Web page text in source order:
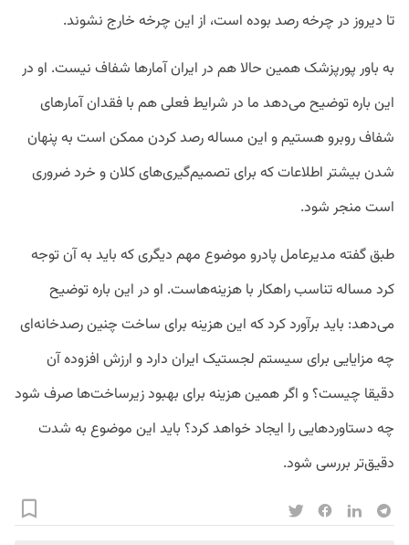
تا دیروز در چرخه رصد بوده است، از این چرخه خارج نشوند.
به باور پورپزشک همین حالا هم در ایران آمارها شفاف نیست. او در
این باره توضیح می‌دهد ما در شرایط فعلی هم با فقدان آمارهای
شفاف روبرو هستیم و این مساله رصد کردن ممکن است به پنهان
شدن بیشتر اطلاعات که برای تصمیم‌گیری‌های کلان و خرد ضروری
است منجر شود.
طبق گفته مدیرعامل پادرو موضوع مهم دیگری که باید به آن توجه
کرد مساله تناسب راهکار با هزینه‌هاست. او در این باره توضیح
می‌دهد: باید برآورد کرد که این هزینه برای ساخت چنین رصدخانه‌ای
چه مزایایی برای سیستم لجستیک ایران دارد و ارزش افزوده آن
دقیقا چیست؟ و اگر همین هزینه برای بهبود زیرساخت‌ها صرف شود
چه دستاوردهایی را ایجاد خواهد کرد؟ باید این موضوع به شدت
دقیق‌تر بررسی شود.